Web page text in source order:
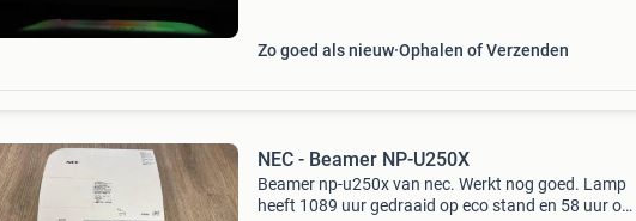
Zo goed als nieuw Ophalen of Verzenden
NEC - Beamer NP-U250X
Beamer np-u250x van nec. Werkt nog goed. Lamp
heeft 1089 uur gedraaid op eco stand en 58 uur op